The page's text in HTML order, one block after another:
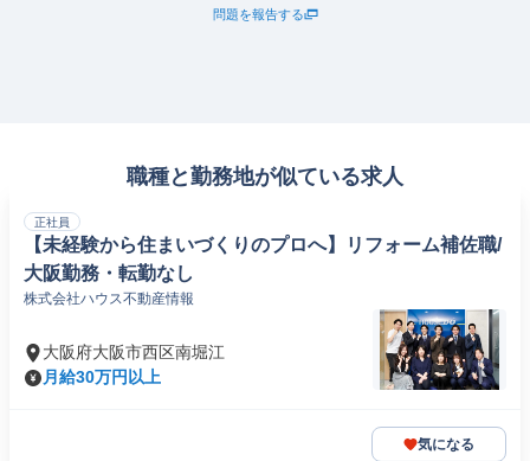
問題を報告する
職種と勤務地が似ている求人
正社員
【未経験から住まいづくりのプロへ】リフォーム補佐職/
大阪勤務・転勤なし
株式会社ハウス不動産情報
大阪府大阪市西区南堀江
月給30万円以上
気になる